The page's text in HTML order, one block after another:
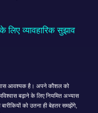
लिए व्यावहारिक सुझाव
है। अपने कौशल को
बढ़ाने के लिए नियमित अभ्यास